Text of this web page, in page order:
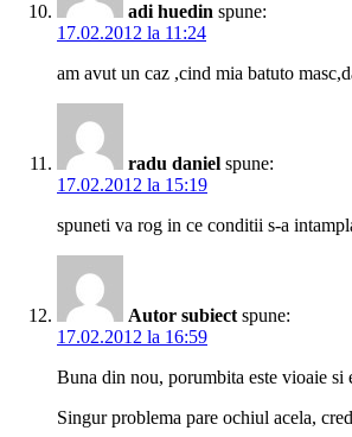
adi huedin spune:
17.02.2012 la 11:24
am avut un caz ,cind mia batuto
radu daniel spune:
17.02.2012 la 15:19
spuneti va rog in ce conditii s-a
Autor subiect spune:
17.02.2012 la 16:59
Buna din nou, porumbita este vioaie si
Singur problema pare ochiul acela,